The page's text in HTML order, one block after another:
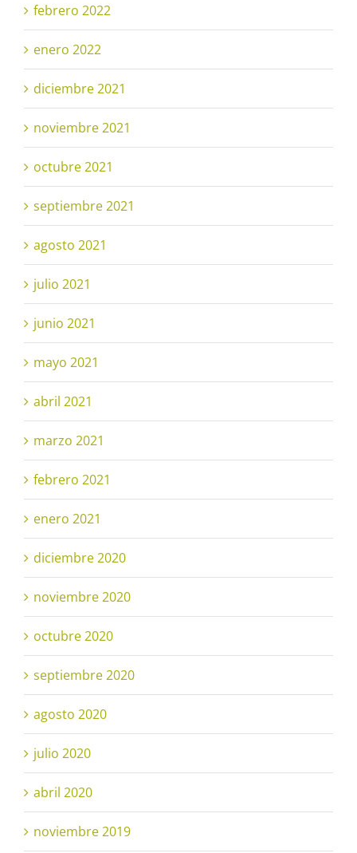
febrero 2022
enero 2022
diciembre 2021
noviembre 2021
octubre 2021
septiembre 2021
agosto 2021
julio 2021
junio 2021
mayo 2021
abril 2021
marzo 2021
febrero 2021
enero 2021
diciembre 2020
noviembre 2020
octubre 2020
septiembre 2020
agosto 2020
julio 2020
abril 2020
noviembre 2019